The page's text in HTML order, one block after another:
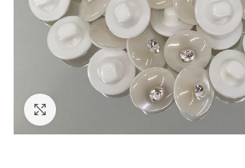
Click to enlarge